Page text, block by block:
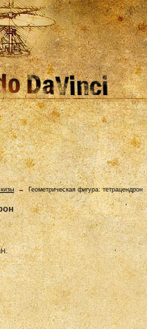
→Геометрическая фигура: тетрацендрон